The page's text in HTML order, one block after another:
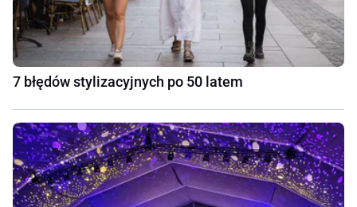
7 błędów stylizacyjnych po 50 latem